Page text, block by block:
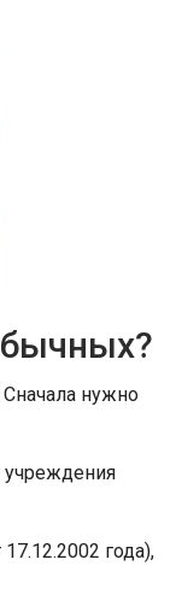
нужно
учреждения
года),